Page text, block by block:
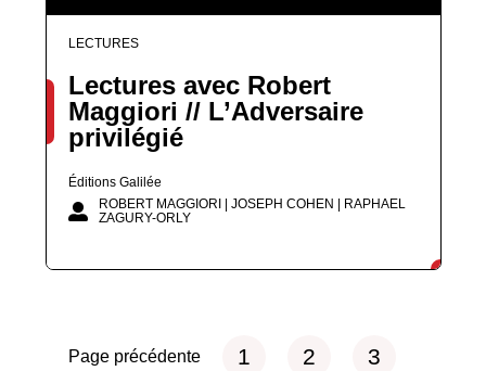
LECTURES
Lectures avec Robert
Maggiori // L’Adversaire
privilégié
Éditions Galilée
ROBERT MAGGIORI | JOSEPH COHEN | RAPHAEL
ZAGURY-ORLY
Page précédente 1 2 3